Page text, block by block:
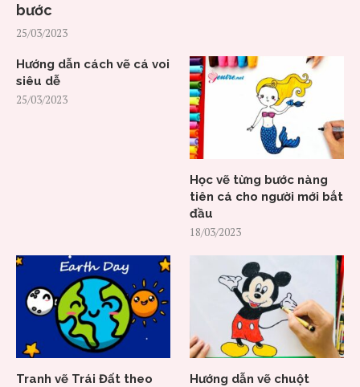
bước
25/03/2023
Hướng dẫn cách vẽ cá voi
siêu dễ
25/03/2023
Học vẽ từng bước nàng
tiên cá cho người mới bắt
đầu
18/03/2023
Tranh vẽ Trái Đất theo
Hướng dẫn vẽ chuột